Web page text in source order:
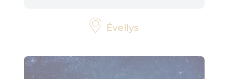
Les enquêtes
Évellys